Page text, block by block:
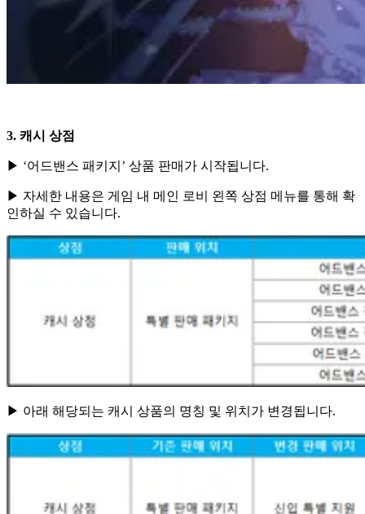
3. 캐시 상점
▶ ‘어드밴스 패키지’ 상품 판매가 시작됩니다.
▶ 자세한 내용은 게임 내 메인 로비 왼쪽 상점 메뉴를 통해 확
인하실 수 있습니다.
▶ 아래 해당되는 캐시 상품의 명칭 및 위치가 변경됩니다.